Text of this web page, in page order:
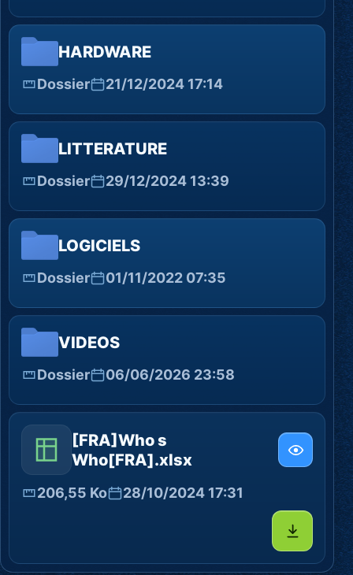
HARDWARE
Dossier 21/12/2024 17:14
LITTERATURE
Dossier 29/12/2024 13:39
LOGICIELS
Dossier 01/11/2022 07:35
VIDEOS
Dossier 06/06/2026 23:58
[FRA]Who s
Who[FRA].xlsx
206,55 Ko 28/10/2024 17:31